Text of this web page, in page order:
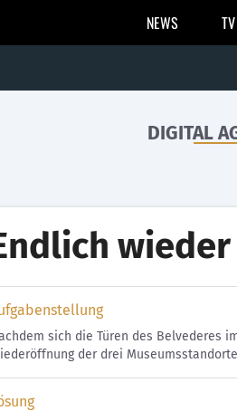
NEWS TV
DIGITAL
wieder
sich die Türen des Belvederes
der drei